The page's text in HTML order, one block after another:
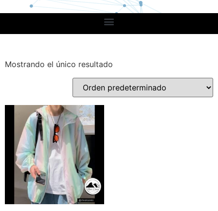
Mostrando el único resultado